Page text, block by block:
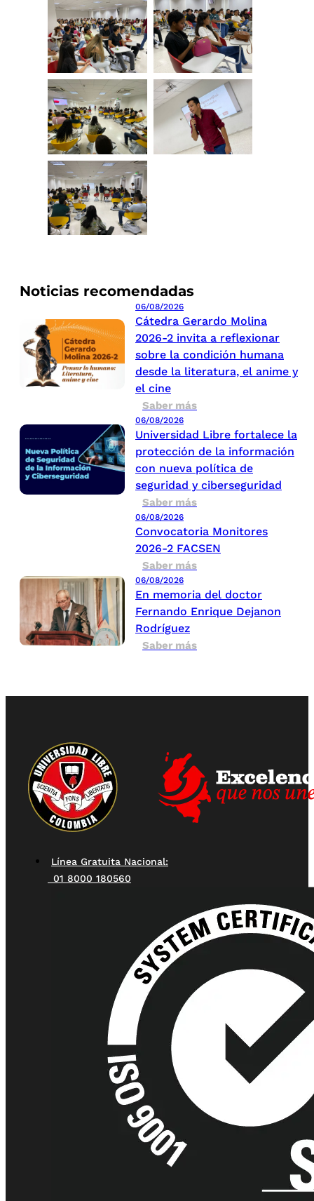
Noticias recomendadas
06/08/2026
Cátedra Gerardo Molina
2026-2 invita a reflexionar
sobre la condición humana
desde la literatura, el anime y
el cine
Saber más
06/08/2026
Universidad Libre fortalece la
protección de la información
con nueva política de
seguridad y ciberseguridad
Saber más
06/08/2026
Convocatoria Monitores
2026-2 FACSEN
Saber más
06/08/2026
En memoria del doctor
Fernando Enrique Dejanon
Rodríguez
Saber más
Línea Gratuita Nacional:
01 8000 180560